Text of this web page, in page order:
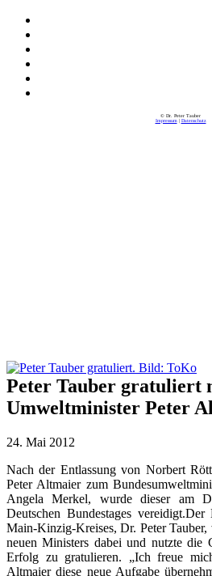
© Dr. Peter Tauber
Impressum| Datenschutz
Peter Tauber gratuliert
Umweltminister Peter
24. Mai 2012
Nach der Entlassung von Norbert
Peter Altmaier zum
Angela Merkel, wurde dieser am
Deutschen Bundestages vereidigt.Der
Main-Kinzig-Kreises, Dr. Peter
neuen Ministers dabei und nutzte die
Erfolg zu gratulieren. „Ich freue
Altmaier diese neue Aufgabe